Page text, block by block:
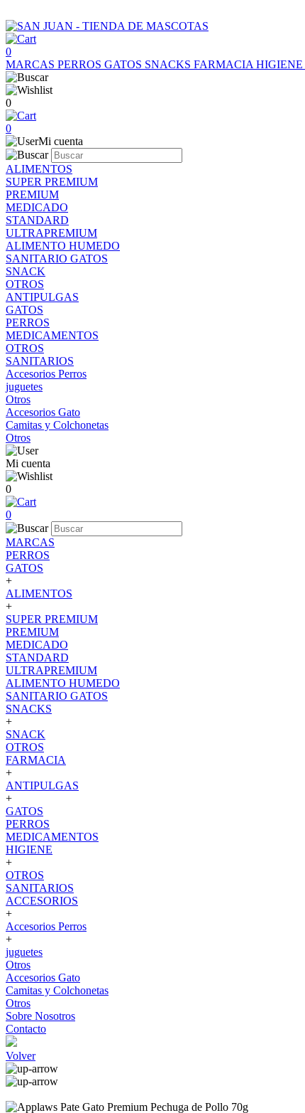
0
MARCAS PERROS GATOS SNACKS FARMACIA HIGIENE
0
0
Mi cuenta
ALIMENTOS
SUPER PREMIUM
PREMIUM
MEDICADO
STANDARD
ULTRAPREMIUM
ALIMENTO HUMEDO
SANITARIO GATOS
SNACK
OTROS
ANTIPULGAS
GATOS
PERROS
MEDICAMENTOS
OTROS
SANITARIOS
Accesorios Perros
juguetes
Otros
Accesorios Gato
Camitas y Colchonetas
Otros
Mi cuenta
0
0
MARCAS
PERROS
GATOS
+
ALIMENTOS
+
SUPER PREMIUM
PREMIUM
MEDICADO
STANDARD
ULTRAPREMIUM
ALIMENTO HUMEDO
SANITARIO GATOS
SNACKS
+
SNACK
OTROS
FARMACIA
+
ANTIPULGAS
+
GATOS
PERROS
MEDICAMENTOS
HIGIENE
+
OTROS
SANITARIOS
ACCESORIOS
+
Accesorios Perros
+
juguetes
Otros
Accesorios Gato
Camitas y Colchonetas
Otros
Sobre Nosotros
Contacto
Volver